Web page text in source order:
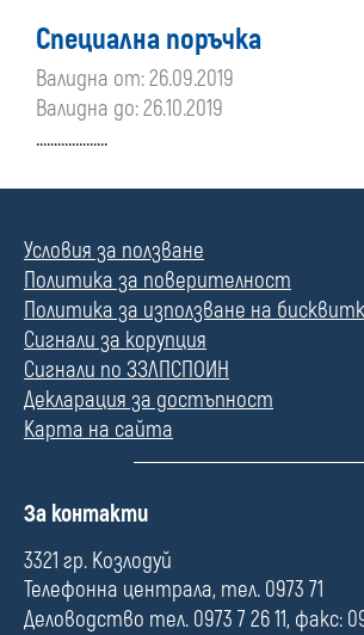
01
2020
Специална поръчка
Валидна от: 26.09.2019
Валидна до: 26.10.2019
....................
Условия за ползване
Политика за поверителност
Политика за използване на
Сигнали за корупция
Сигнали по ЗЗЛПСПОИН
Декларация за достъпност
Карта на сайта
П
л
е
За контакти
3321 гр. Козлодуй
Телефонна централа, тел. 0973 71
Деловодство тел. 0973 7 26 11, факс: